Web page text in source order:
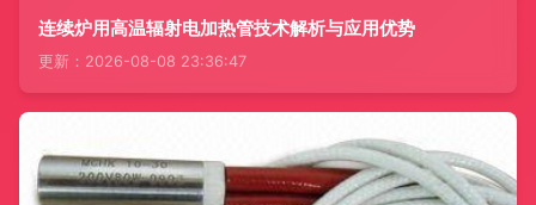
连续炉用高温辐射电加热管技术解析与应用优势
更新：2026-08-08 23:36:47